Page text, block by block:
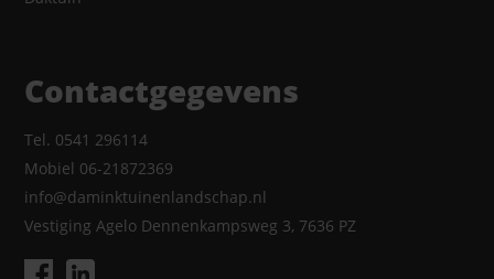
Contactgegevens
Tel. 0541 296114
Mobiel 06-21872369
info@daminktuinenlandschap.nl
Vestiging Agelo Dennenkampsweg 3, 7636 PZ